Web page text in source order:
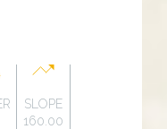
SLOPE
160.00